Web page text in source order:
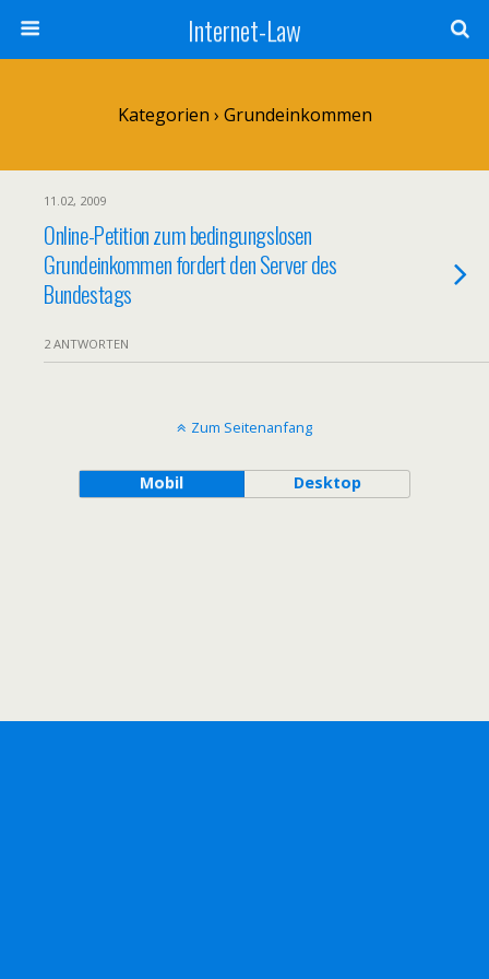
Internet-Law
Kategorien › Grundeinkommen
11.02, 2009
Online-Petition zum bedingungslosen
Grundeinkommen fordert den Server des
Bundestags
2 ANTWORTEN
Zum Seitenanfang
Mobil Desktop